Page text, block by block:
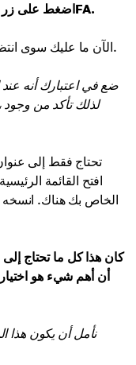
اضغط على زر «إرسال» وأكّد المعاملة بإدخال رمز 2FA.
الآن ما عليك سوى انتظار تأكيد من المستلم بأن التحويل تم بنجاح.
ضع في اعتبارك أنه
افتح القائمة
كان هذا كل ما تحتاج
أن أهم شيء هو
نأمل أن يكون هذا